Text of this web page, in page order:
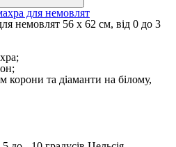
для немовлят
немовлят 56 х 62 см, від 0 до 3
та діаманти на білому,